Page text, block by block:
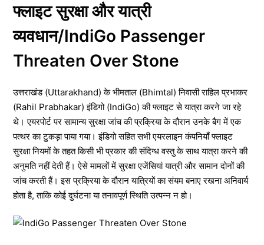
फ्लाइट सुरक्षा और यात्री
व्यवधान/IndiGo Passenger
Threaten Over Stone
उत्तराखंड (Uttarakhand) के भीमताल (Bhimtal) निवासी राहिल प्रभाकर
(Rahil Prabhakar) इंडिगो (IndiGo) की फ्लाइट से यात्रा करने जा रहे
थे। एयरपोर्ट पर सामान्य सुरक्षा जांच की प्रक्रिया के दौरान उनके बैग में एक
पत्थर का टुकड़ा पाया गया। इंडिगो सहित सभी एयरलाइन कंपनियाँ फ्लाइट
सुरक्षा नियमों के तहत किसी भी प्रकार की संदिग्ध वस्तु के साथ यात्रा करने की
अनुमति नहीं देती हैं। ऐसे मामलों में सुरक्षा एजेंसियां यात्री और सामान दोनों की
जांच करती हैं। इस प्रक्रिया के दौरान यात्रियों का संयम बनाए रखना अनिवार्य
होता है, ताकि कोई दुर्घटना या तनावपूर्ण स्थिति उत्पन्न न हो।